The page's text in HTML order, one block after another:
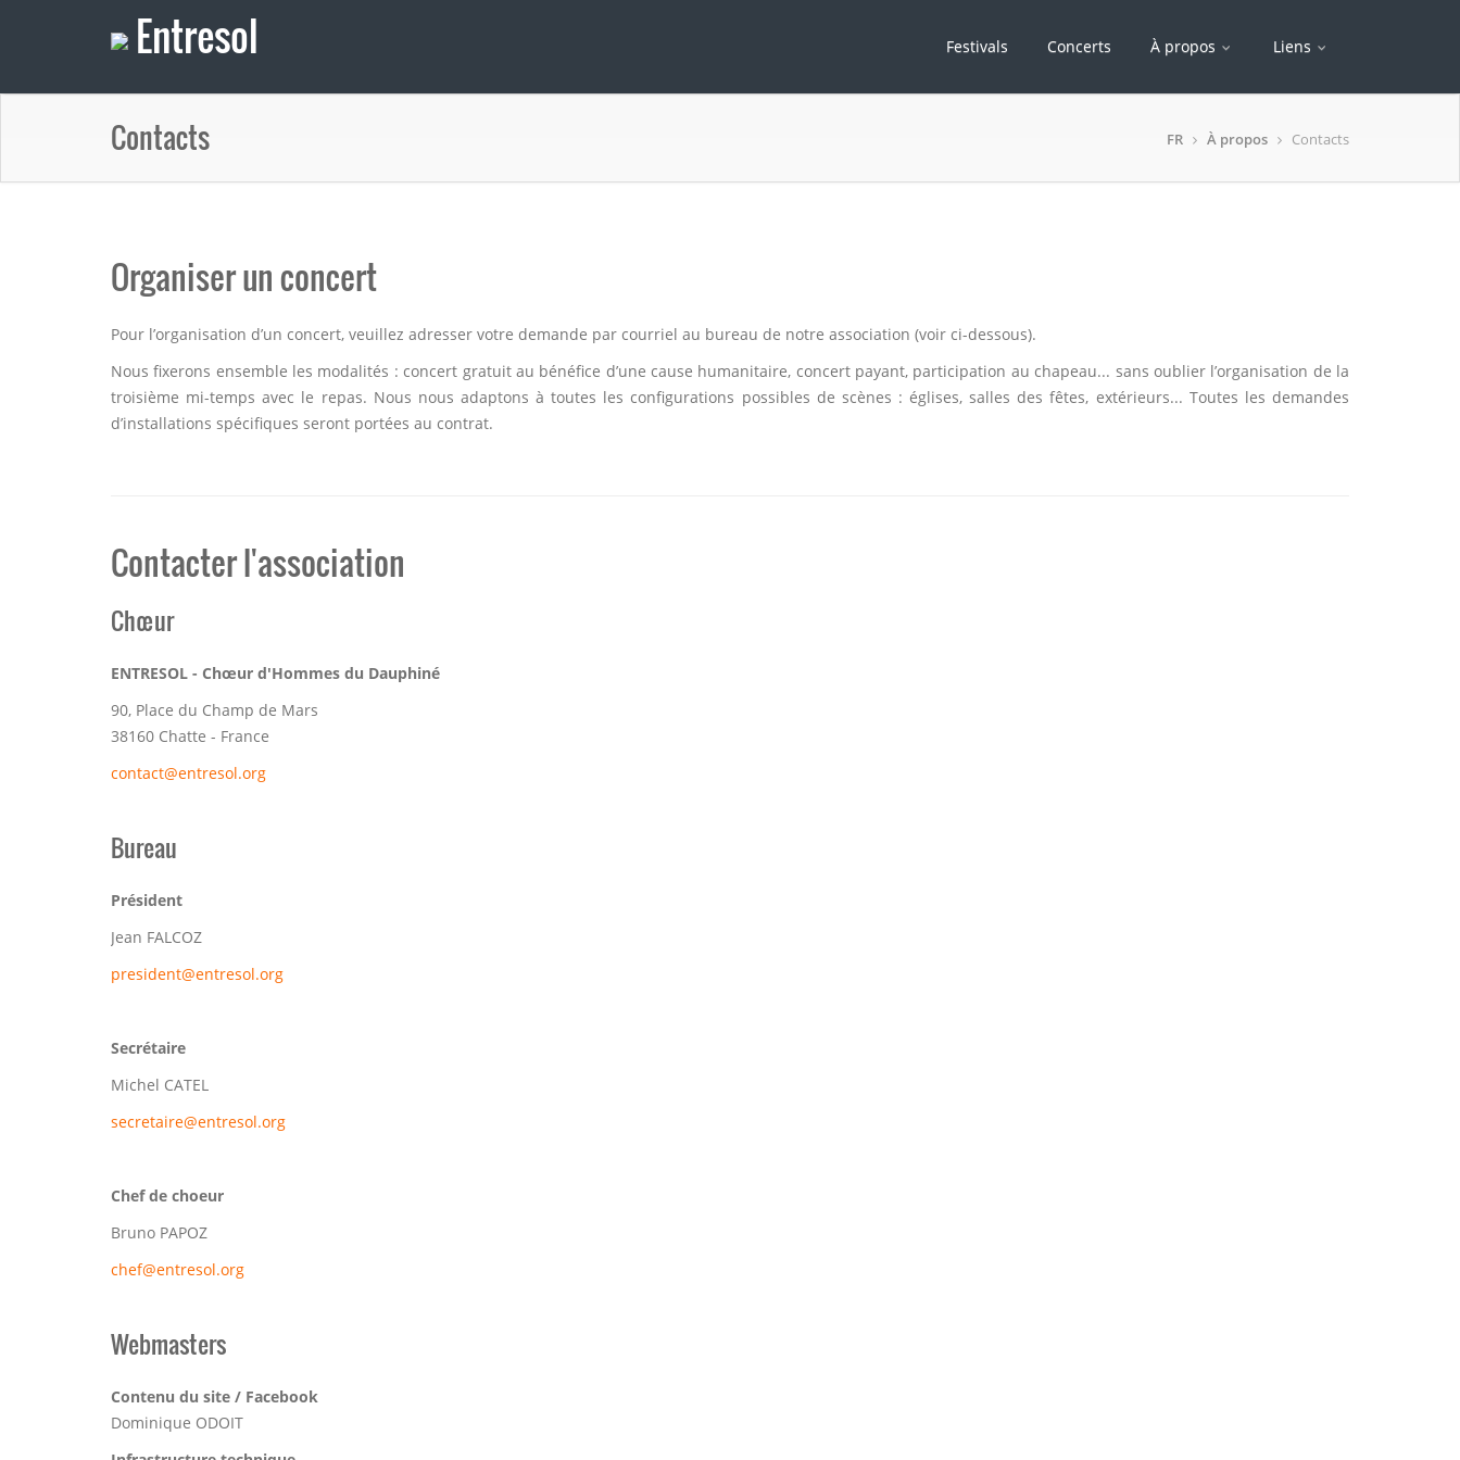
Entresol Festivals Concerts À propos Liens
Contacts FR À propos Contacts
Organiser un concert
Pour l’organisation d’un concert, veuillez adresser votre demande par courriel au bureau de notre association (voir ci-dessous).
Nous fixerons ensemble les modalités : concert gratuit au bénéfice d’une cause humanitaire, concert payant, participation au chapeau... sans oublier l’organisation de la
troisième mi-temps avec le repas. Nous nous adaptons à toutes les configurations possibles de scènes : églises, salles des fêtes, extérieurs... Toutes les demandes
d’installations spécifiques seront portées au contrat.
Contacter l'association
Chœur
ENTRESOL - Chœur d'Hommes du Dauphiné
90, Place du Champ de Mars
38160 Chatte - France
contact@entresol.org
Bureau
Président
Jean FALCOZ
president@entresol.org
Secrétaire
Michel CATEL
secretaire@entresol.org
Chef de choeur
Bruno PAPOZ
chef@entresol.org
Webmasters
Contenu du site / Facebook
Dominique ODOIT